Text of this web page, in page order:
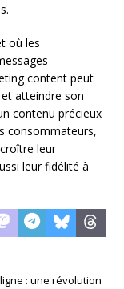
où les
content peut
atteindre son
contenu précieux
consommateurs,
leur
leur fidélité à
: une révolution